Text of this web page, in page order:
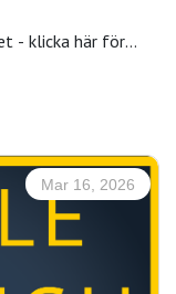
- klicka här för
varje
Mar 16, 2026